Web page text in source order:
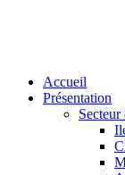
Accueil
Présentation
Secteur